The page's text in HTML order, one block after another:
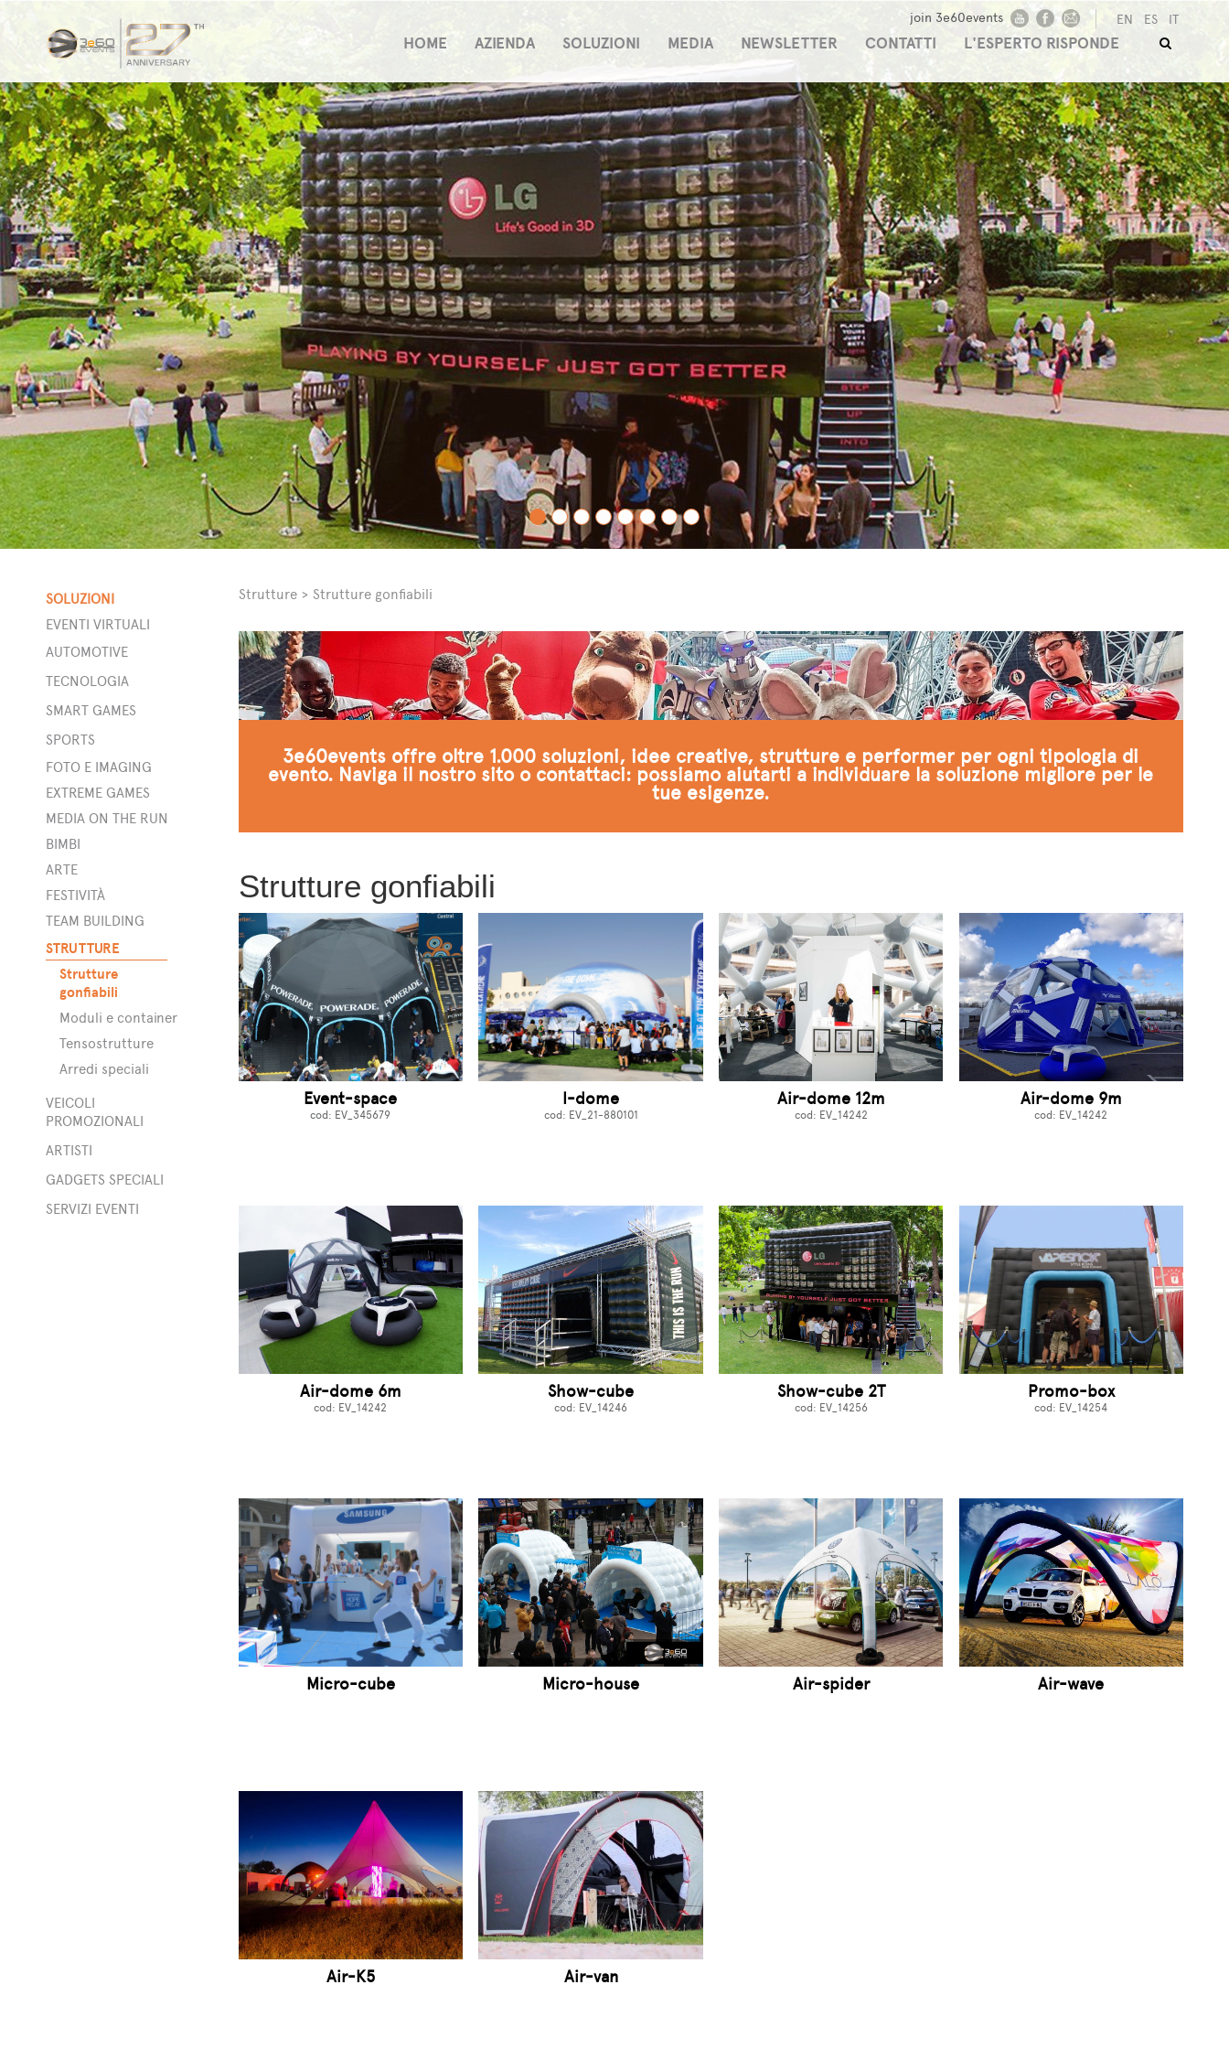
EN ES IT
join 3e60events
HOME AZIENDA SOLUZIONI MEDIA NEWSLETTER CONTATTI L'ESPERTO RISPONDE
SOLUZIONI
EVENTI VIRTUALI
AUTOMOTIVE
TECNOLOGIA
SMART GAMES
SPORTS
FOTO E IMAGING
EXTREME GAMES
MEDIA ON THE RUN
BIMBI
ARTE
FESTIVITÀ
TEAM BUILDING
STRUTTURE
Strutture
gonfiabili
Moduli e container
Tensostrutture
Arredi speciali
VEICOLI
PROMOZIONALI
ARTISTI
GADGETS SPECIALI
SERVIZI EVENTI
Strutture > Strutture gonfiabili
3e60events offre oltre 1.000 soluzioni, idee creative, strutture e performer per ogni tipologia di
evento. Naviga il nostro sito o contattaci: possiamo aiutarti a individuare la soluzione migliore per le
tue esigenze.
Strutture gonfiabili
Event-space
cod: EV_345679
I-dome
cod: EV_21-880101
Air-dome 12m
cod: EV_14242
Air-dome 9m
cod: EV_14242
Air-dome 6m
cod: EV_14242
Show-cube
cod: EV_14246
Show-cube 2T
cod: EV_14256
Promo-box
cod: EV_14254
Micro-cube Micro-house Air-spider Air-wave
Air-K5 Air-van